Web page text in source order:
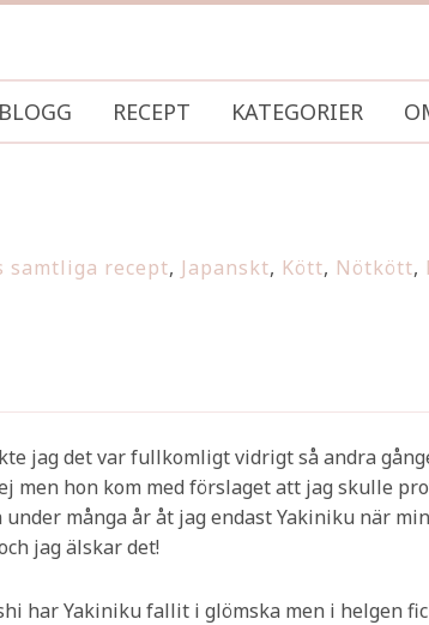
BLOGG RECEPT KATEGORIER
samtliga recept, Japanskt, Kött, Nötkött,
jag det var fullkomligt vidrigt så andra
men hon kom med förslaget att jag skulle
många år åt jag endast Yakiniku när
jag älskar det!
har Yakiniku fallit i glömska men i helgen